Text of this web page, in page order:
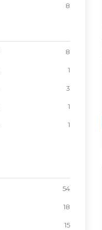
8
8
1
3
1
1
54
18
15